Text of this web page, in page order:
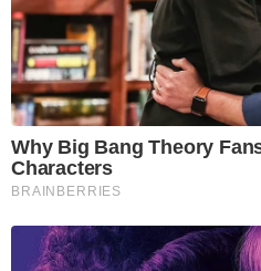
Why Big Bang Theory
Characters
BRAINBERRIES